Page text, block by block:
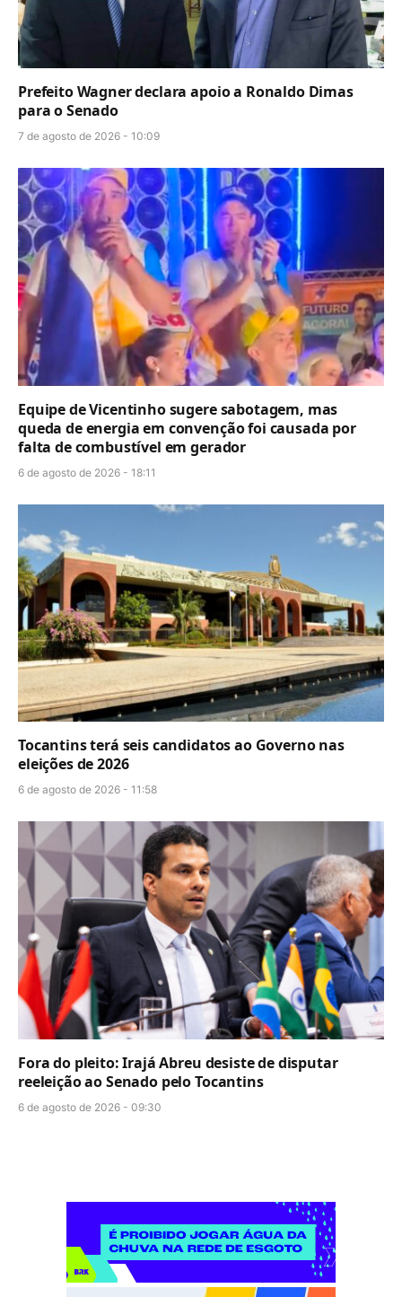
Prefeito Wagner declara apoio a Ronaldo Dimas
para o Senado
7 de agosto de 2026 - 10:09
Equipe de Vicentinho sugere sabotagem, mas
queda de energia em convenção foi causada por
falta de combustível em gerador
6 de agosto de 2026 - 18:11
Tocantins terá seis candidatos ao Governo nas
eleições de 2026
6 de agosto de 2026 - 11:58
Fora do pleito: Irajá Abreu desiste de disputar
reeleição ao Senado pelo Tocantins
6 de agosto de 2026 - 09:30